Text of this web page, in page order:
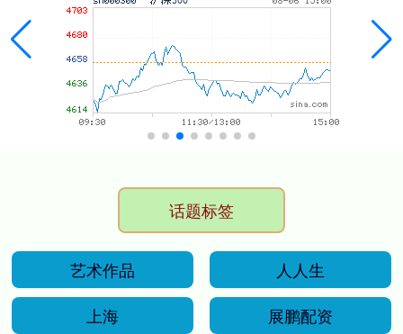
话题标签
艺术作品
人人生
上海
展鹏配资